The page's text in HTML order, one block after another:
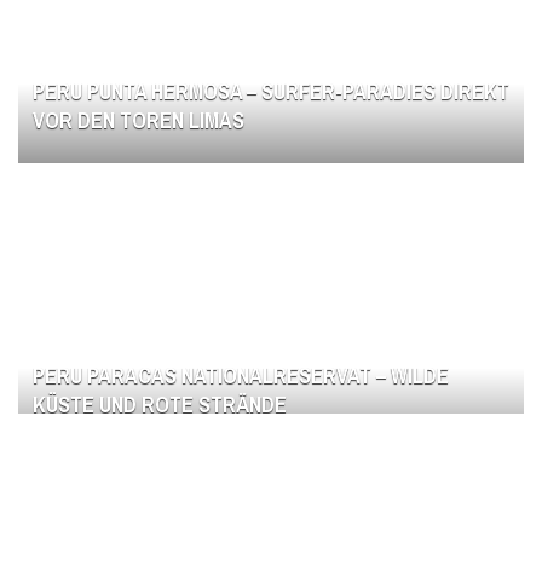
PERU PUNTA HERMOSA – SURFER-PARADIES DIREKT
VOR DEN TOREN LIMAS
PERU PARACAS NATIONALRESERVAT – WILDE
KÜSTE UND ROTE STRÄNDE